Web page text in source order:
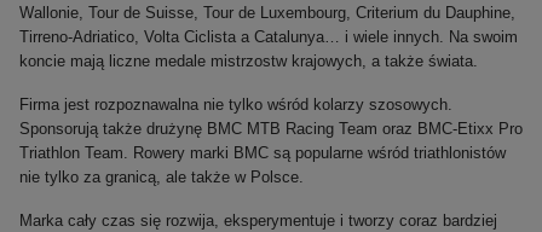
Wallonie, Tour de Suisse, Tour de Luxembourg, Criterium du Dauphine,
Tirreno-Adriatico, Volta Ciclista a Catalunya… i wiele innych. Na swoim
koncie mają liczne medale mistrzostw krajowych, a także świata.
Firma jest rozpoznawalna nie tylko wśród kolarzy szosowych.
Sponsorują także drużynę BMC MTB Racing Team oraz BMC-Etixx Pro
Triathlon Team. Rowery marki BMC są popularne wśród triathlonistów
nie tylko za granicą, ale także w Polsce.
Marka cały czas się rozwija, eksperymentuje i tworzy coraz bardziej